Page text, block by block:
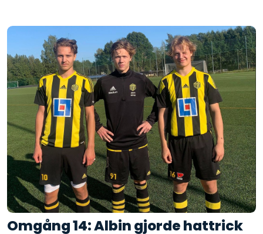
Omgång 14: Albin gjorde hattrick